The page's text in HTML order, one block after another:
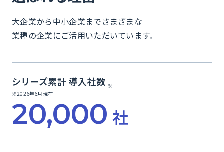
大企業から中小企業までさまざまな
業種の企業にご活用いただいています。
シリーズ累計 導入社数 ※
※2026年6月現在
20,000 社